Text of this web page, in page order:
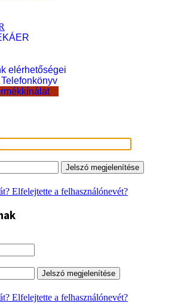
elérhetőségei
Jelszó megjelenítése
Elfelejtette a felhasználónevét?
Jelszó megjelenítése
Elfelejtette a felhasználónevét?